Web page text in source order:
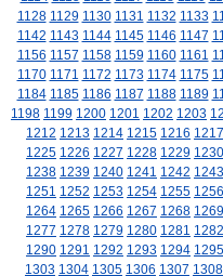
1128 1129 1130 1131 1132 1133
1142 1143 1144 1145 1146 1147
1156 1157 1158 1159 1160 1161
1170 1171 1172 1173 1174 1175
1184 1185 1186 1187 1188 1189
1198 1199 1200 1201 1202 1203
1212 1213 1214 1215 1216 1217
1225 1226 1227 1228 1229 1230
1238 1239 1240 1241 1242 1243
1251 1252 1253 1254 1255 1256
1264 1265 1266 1267 1268 1269
1277 1278 1279 1280 1281 1282
1290 1291 1292 1293 1294 1295
1303 1304 1305 1306 1307 1308